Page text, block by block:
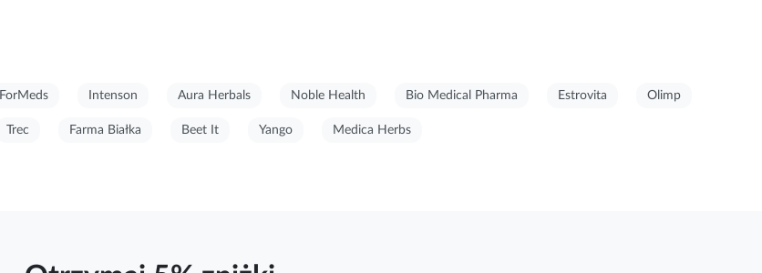
ForMeds Intenson Aura Herbals Noble Health Bio Medical Pharma Estrovita Olimp
Trec Farma Białka Beet It Yango Medica Herbs